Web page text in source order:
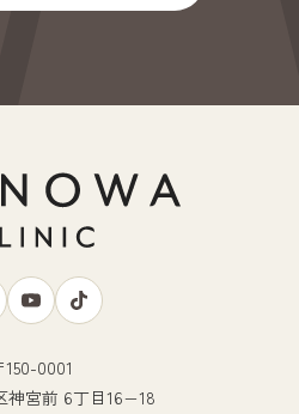
150-0001
神宮前 6丁目16−18